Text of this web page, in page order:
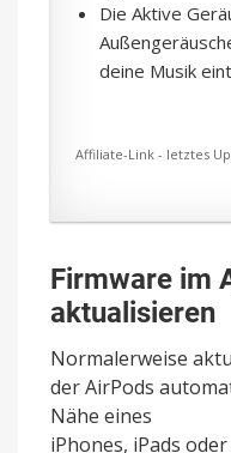
Die Aktive
deine Musik
Affiliate-Link - letztes
Firmware im
aktualisieren
Normalerweise
der AirPods
Nähe eines
iPhones, iPads